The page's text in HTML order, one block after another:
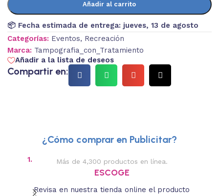
Añadir al carrito
📦 Fecha estimada de entrega: jueves, 13 de agosto
Categorías: Eventos, Recreación
Marca: Tampografia_con_Tratamiento
Añadir a la lista de deseos
Compartir en:
¿Cómo comprar en Publicitar?
1. Más de 4,300 productos en línea.
ESCOGE
Revisa en nuestra tienda online el producto